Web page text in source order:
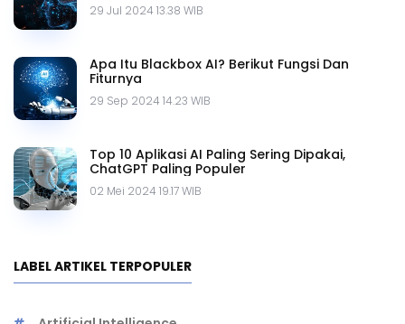
29 Jul 2024 13.38 WIB
Apa Itu Blackbox AI? Berikut Fungsi Dan
Fiturnya
29 Sep 2024 14.23 WIB
Top 10 Aplikasi AI Paling Sering Dipakai,
ChatGPT Paling Populer
02 Mei 2024 19.17 WIB
LABEL ARTIKEL TERPOPULER